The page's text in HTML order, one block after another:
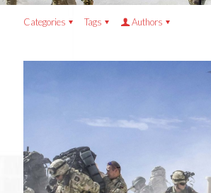
Categories Tags Authors